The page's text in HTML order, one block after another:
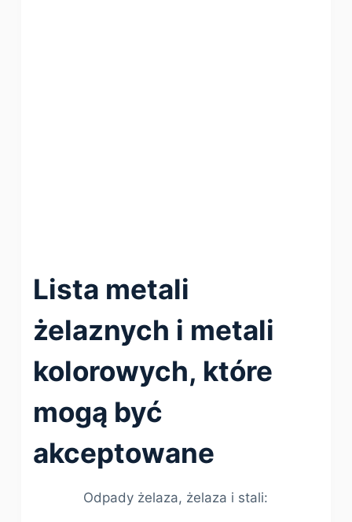
Lista metali
żelaznych i metali
kolorowych, które
mogą być
akceptowane
Odpady żelaza, żelaza i stali: